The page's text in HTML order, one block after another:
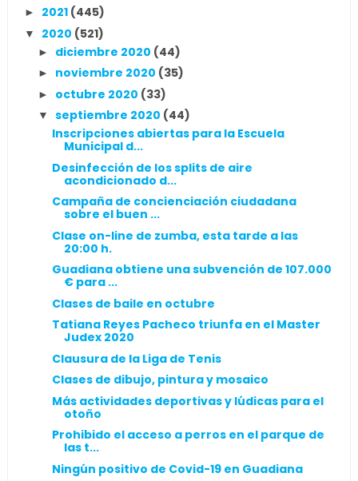
► 2021 (445)
▼ 2020 (521)
► diciembre 2020 (44)
► noviembre 2020 (35)
► octubre 2020 (33)
▼ septiembre 2020 (44)
Inscripciones abiertas para la Escuela
Municipal d...
Desinfección de los splits de aire
acondicionado d...
Campaña de concienciación ciudadana
sobre el buen ...
Clase on-line de zumba, esta tarde a las
20:00 h.
Guadiana obtiene una subvención de 107.000
€ para ...
Clases de baile en octubre
Tatiana Reyes Pacheco triunfa en el Master
Judex 2020
Clausura de la Liga de Tenis
Clases de dibujo, pintura y mosaico
Más actividades deportivas y lúdicas para el
otoño
Prohibido el acceso a perros en el parque de
las t...
Ningún positivo de Covid-19 en Guadiana